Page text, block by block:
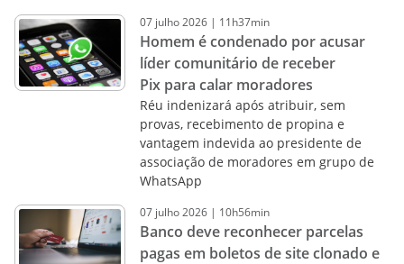
07 julho2026 | 11h37min
Homem é condenado por acusar
líder comunitário de receber
Pix para calar moradores
Réu indenizará após atribuir, sem
provas, recebimento de propina e
vantagem indevida ao presidente de
associação de moradores em grupo de
WhatsApp
07 julho2026 | 10h56min
Banco deve reconhecer parcelas
pagas em boletos de site clonado e